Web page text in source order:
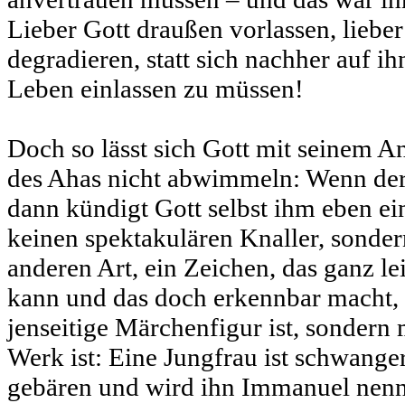
Lieber Gott draußen vorlassen,
degradieren, statt sich nachher auf
Leben einlassen zu müssen!
Doch so lässt sich Gott mit seinem
des Ahas nicht abwimmeln: Wenn
dann kündigt Gott selbst ihm eben
keinen spektakulären Knaller,
anderen Art, ein Zeichen, das ganz
kann und das doch erkennbar
jenseitige Märchenfigur ist, sondern
Werk ist: Eine Jungfrau ist
gebären und wird ihn Immanuel